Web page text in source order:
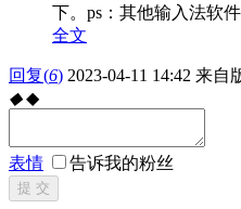
下。ps：其他输入法软
全文
回复(6) 2023-04-11 14:42 来自
◆ ◆
表情 告诉我的粉丝
提 交